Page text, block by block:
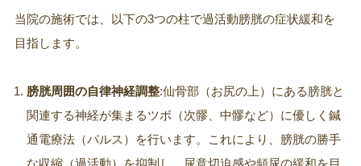
当院の施術では、以下の3つの柱で過活動膀胱の症状緩和を
目指します。
膀胱周囲の自律神経調整:仙骨部（お尻の上）にある膀胱と
関連する神経が集まるツボ（次髎、中髎など）に優しく鍼
通電療法（パルス）を行います。これにより、膀胱の勝手
な収縮（過活動）を抑制し、尿意切迫感や頻尿の緩和を目